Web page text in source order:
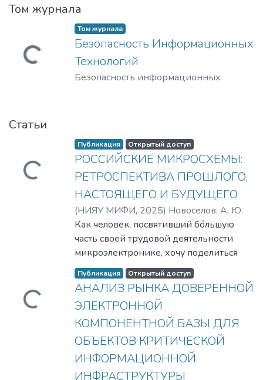
Том журнала
Загружается...
Том журнала
Безопасность Информационных
Технологий
Безопасность информационных
Статьи
Загружается...
Публикация Открытый доступ
РОССИЙСКИЕ МИКРОСХЕМЫ:
РЕТРОСПЕКТИВА ПРОШЛОГО,
НАСТОЯЩЕГО И БУДУЩЕГО
(НИЯУ МИФИ, 2025) Новоселов, А. Ю.
Как человек, посвятивший бо́льшую
часть своей трудовой деятельности
микроэлектронике, хочу поделиться
своим видением ситуации в отрасли и
обсудить вызовы, которые могут
привести к катастрофическим
последствиям – полному сворачиванию
разработки и производства российской
ЭКБ.
Все, кто сегодня работает в российской
микроэлектронике, невольно задаются
Загружается...
Публикация Открытый доступ
АНАЛИЗ РЫНКА ДОВЕРЕННОЙ
ЭЛЕКТРОННОЙ
КОМПОНЕНТНОЙ БАЗЫ ДЛЯ
ОБЪЕКТОВ КРИТИЧЕСКОЙ
ИНФОРМАЦИОННОЙ
ИНФРАСТРУКТУРЫ